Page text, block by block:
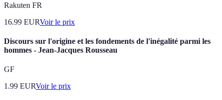
Rakuten FR
16.99 EURVoir le prix
Discours sur l'origine et les fondements de l'inégalité parmi les
hommes - Jean-Jacques Rousseau
GF
1.99 EURVoir le prix